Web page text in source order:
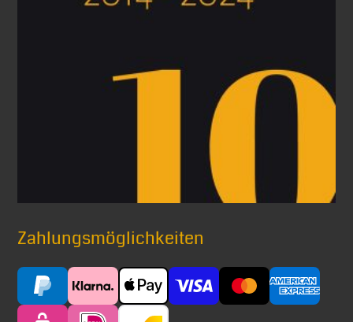
Zahlungsmöglichkeiten